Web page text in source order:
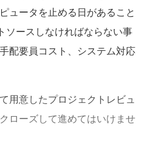
ュータを止める日があること
ソースしなければならない事
配要員コスト、システム対応
用意したプロジェクトレビュ
ローズして進めてはいけませ